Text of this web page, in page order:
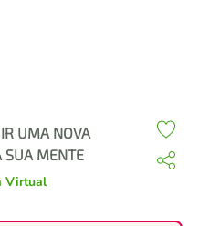
UMA NOVA
SUA MENTE
Virtual